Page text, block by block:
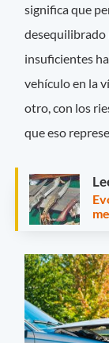
significa que
desequilibrado
insuficientes
vehículo en la
otro, con los
que eso